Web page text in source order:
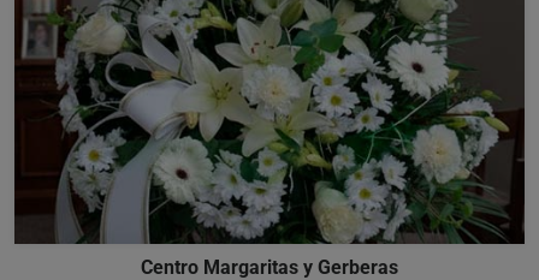
Centro Margaritas y Gerberas